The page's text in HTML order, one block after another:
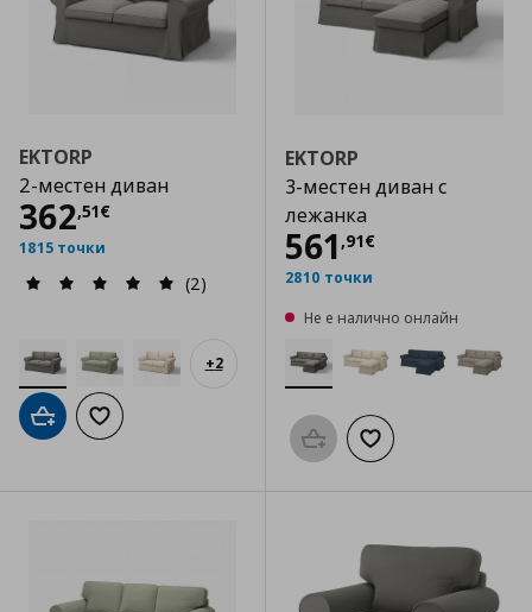
+2
EKTORP
2-местен диван
362,51€
Цена
1815 точки
(2)
Добави в кошницата
Добави към списъка с любими
EKTORP
3-местен диван с
лежанка
561 ,91€
Цена
2810 точки
Не е налично онлайн
Προσθήκη στο καλάθι
Добави към